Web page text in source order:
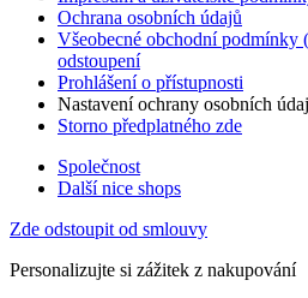
Ochrana osobních údajů
Všeobecné obchodní
odstoupení
Prohlášení o přístupnosti
Nastavení ochrany osobních
Storno předplatného zde
Společnost
Další nice shops
Zde odstoupit od smlouvy
Personalizujte si zážitek z nakupování